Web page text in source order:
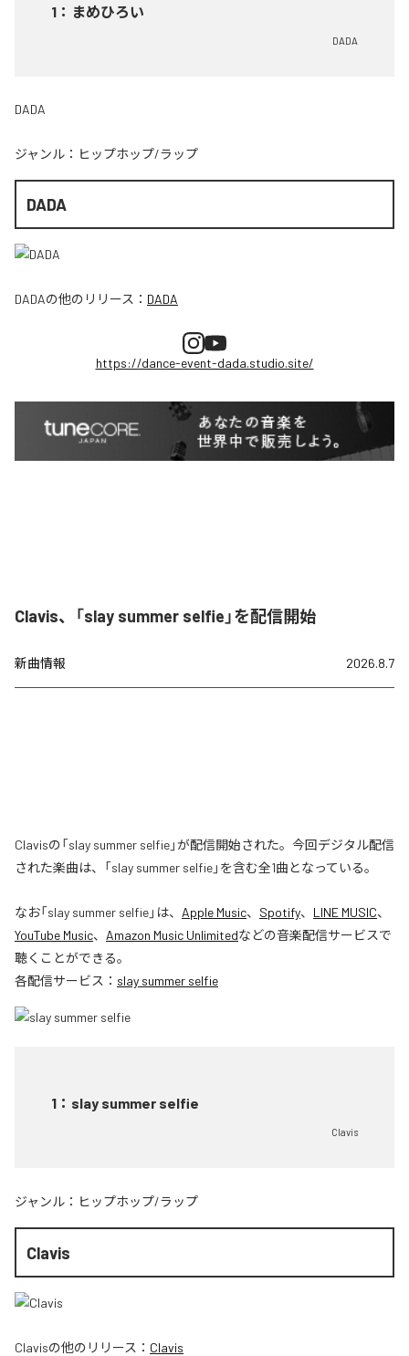
1 ： まめひろい
DADA
DADA
ジャンル： ヒップホップ/ラップ
DADA
DADAの他のリリース： DADA
https://dance-event-dada.studio.site/
Clavis、「slay summer selfie」を配信開始
新曲情報 2026.8.7
Clavisの「slay summer selfie」が配信開始された。今回デジタル配信
された楽曲は、「slay summer selfie」を含む全1曲となっている。
なお「slay summer selfie」は、 Apple Music、 Spotify、 LINE MUSIC、
YouTube Music、 Amazon Music Unlimitedなどの音楽配信サービスで
聴くことができる。
各配信サービス： slay summer selfie
1 ： slay summer selfie
Clavis
ジャンル： ヒップホップ/ラップ
Clavis
Clavisの他のリリース： Clavis